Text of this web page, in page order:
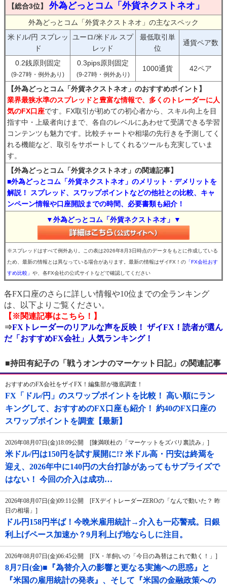
【総合3位】 外為どっとコム「外貨ネクストネオ」
外為どっとコム「外貨ネクストネオ」の主なスペック
米ドル/円 スプレッ
ド
ユーロ/米ドル スプ
レッド
最低取引単
位
通貨ペア数
0.2銭原則固定
(9-27時・例外あり)
0.3pips原則固定
(9-27時・例外あり)
1000通貨 42ペア
【外為どっとコム「外貨ネクストネオ」のおすすめポイント】
業界最狭水準のスプレッドと豊富な情報で、多くのトレーダーに人
気のFX口座です。FX取引が初めての初心者から、スキル向上を目
指す中・上級者向けまで、各自のレベルにあわせて受講できる学習
コンテンツも魅力です。比較チャートや相場の先行きを予測してく
れる機能など、取引をサポートしてくれるツールも充実していま
す。
【外為どっとコム「外貨ネクストネオ」の関連記事】
■外為どっとコム「外貨ネクストネオ」のメリット・デメリットを
解説！ スプレッド、スワップポイントなどの他社との比較、キャ
ンペーン情報や口座開設までの時間、必要書類も紹介！
▼外為どっとコム「外貨ネクストネオ」▼
※スプレッドはすべて例外あり。この表は2026年8月3日時点のデータをもとに作成している
ため、最新の情報とは異なっている場合があります。最新の情報はザイFX！の 「FX会社おす
すめ比較」 や、各FX会社の公式サイトなどで確認してください
各FX口座のさらに詳しい情報や10位までの全ランキング
は、以下よりご覧ください。
【※関連記事はこちら！】
⇒FXトレーダーのリアルな声を反映！ ザイFX！読者が選ん
だ「おすすめFX会社」人気ランキング！
■持田有紀子の「戦うオンナのマーケット日記」の関連記事
おすすめのFX会社をザイFX！編集部が徹底調査！
FX「ドル/円」のスワップポイントを比較！ 高い順にラン
キングして、おすすめのFX口座も紹介！ 約40のFX口座の
スワップポイントを調査【最新】
2026年08月07日(金)18:09公開 [陳満咲杜の「マーケットをズバリ裏読み」]
米ドル/円は150円を試す展開に!? 米ドル高・円安は終焉を
迎え、2026年中に140円の大台打診があってもサプライズで
はない！ 今回の介入は成功…
2026年08月07日(金)09:11公開 [FXデイトレーダーZEROの「なんで動いた？ 昨
日の相場」]
ドル円158円半ば！今晩米雇用統計→介入も一応警戒。日銀
利上げペース加速か？9月利上げ地ならしに注目。
2026年08月07日(金)06:45公開 [FX・羊飼いの「今日の為替はこれで動く！」]
8月7日(金)■『為替介入の影響と更なる実施への思惑』と
『米国の雇用統計の発表』、そして『米国の金融政策への